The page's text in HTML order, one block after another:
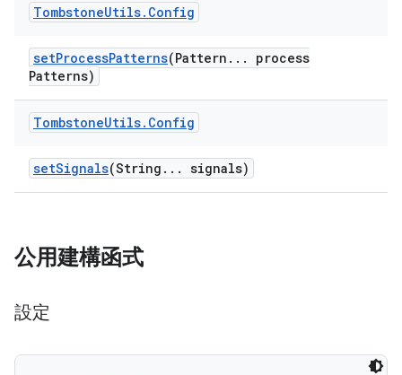
TombstoneUtils. Config
setProcessPatterns(Pattern . . .
process
Patterns)
TombstoneUtils. Config
setSignals(String . . . signals)
公用建構函式
設定